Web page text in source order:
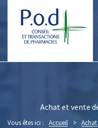
Achat et vente
Vous êtes ici : Accueil >